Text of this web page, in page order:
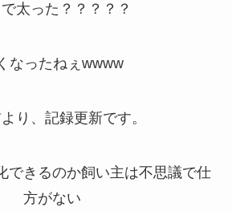
太った？？？？？
なったねぇwwww
り、記録更新です。
できるのか飼い主は不思議で仕
方がない